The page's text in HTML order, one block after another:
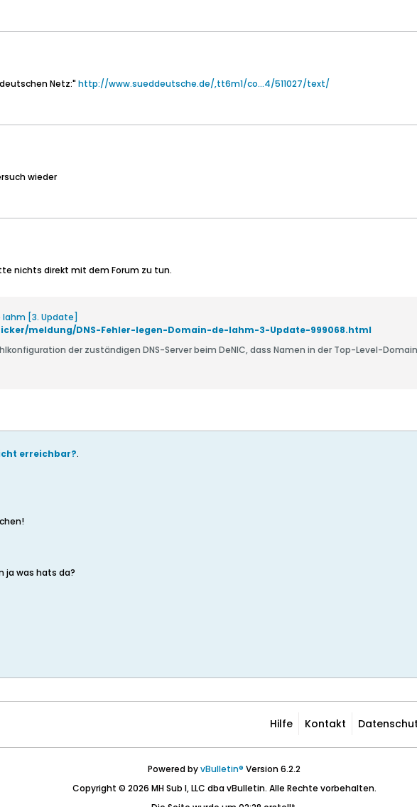
Netz:"http://www.sueddeutsche.de/,tt6m1/co...4/511027/text/
wieder
nichts direkt mit dem Forum zu tun.
lahm [3. Update]
meldung/DNS-Fehler-legen-Domain-de-lahm-3-Update-999068.html
der zuständigen DNS-Server beim DeNIC, dass Namen in der Top-Level-
erreichbar?.
ja was hats da?
Hilfe Kontakt
Powered byvBulletin® Version 6.2.2
Copyright © 2026 MH Sub I, LLC dba vBulletin. Alle Rechte vorbehalten.